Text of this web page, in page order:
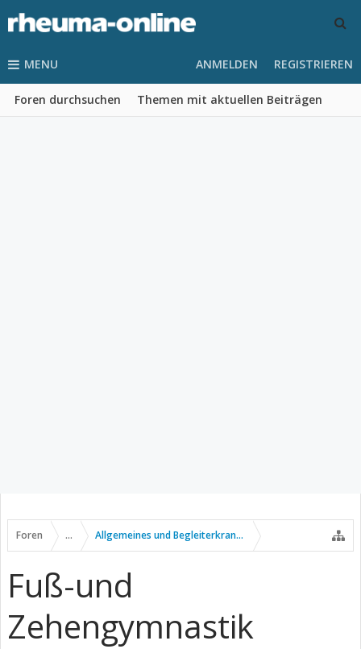
MENU
Foren durchsuchen Themen mit aktuellen Beiträgen
ANMELDEN REGISTRIEREN
Foren ... Allgemeines und Begleiterkrankungen
Fuß-und
Zehengymnastik